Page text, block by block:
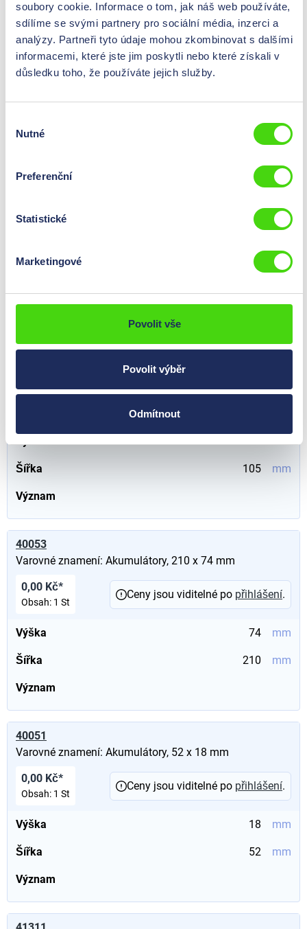
soubory cookie. Informace o tom, jak náš web používáte,
sdílíme se svými partnery pro sociální média, inzerci a
analýzy. Partneři tyto údaje mohou zkombinovat s dalšími
informacemi, které jste jim poskytli nebo které získali v
důsledku toho, že používáte jejich služby.
souhlasu
Nutné
Preferenční
Statistické
Marketingové
Povolit vše
Povolit výběr
Odmítnout
Výška 37 mm
0,00 Kč*
Obsah: 1 St
Ceny jsou viditelné po přihlášení
Varovné značky: Systém pod napětím, 52 x 18 mm
18 mm
mm
Význam
Obsah:1 St
přihlášení.
40052
Varovné znamení: Akumulátory, 105 x 37 mm
Výška 37 mm
Šířka 105 mm
Význam
0,00 Kč*
40053
Varovné znamení: Akumulátory, 210 x 74 mm
Výška 74 mm
Šířka 210 mm
Význam
0,00 Kč*
Obsah: 1 St
Ceny jsou viditelné po přihlášení.
40051
Varovné znamení: Akumulátory, 52 x 18 mm
Výška 18 mm
Šířka 52 mm
Význam
0,00 Kč*
Obsah: 1 St
Ceny jsou viditelné po přihlášení.